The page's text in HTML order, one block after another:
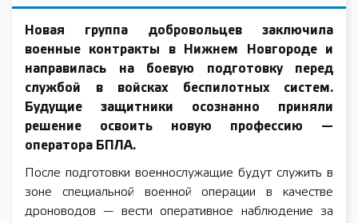
Новая группа добровольцев заключила
военные контракты в Нижнем Новгороде и
направилась на боевую подготовку перед
службой в войсках беспилотных систем.
Будущие защитники осознанно приняли
решение освоить новую профессию —
оператора БПЛА.
После подготовки военнослужащие будут служить в
зоне специальной военной операции в качестве
дроноводов — вести оперативное наблюдение за